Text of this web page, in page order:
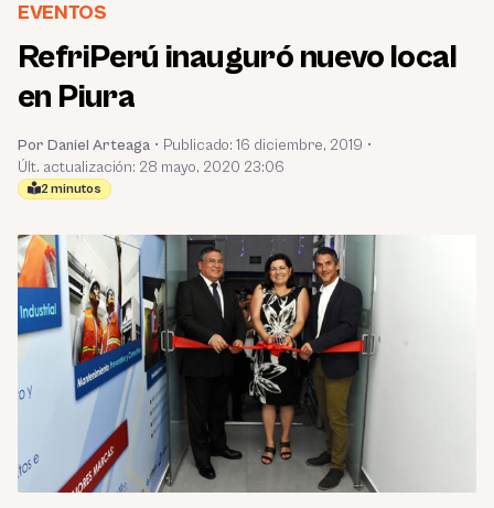
EVENTOS
RefriPerú inauguró nuevo local
en Piura
Por Daniel Arteaga • Publicado: 16 diciembre, 2019 •
Últ. actualización: 28 mayo, 2020 23:06
2 minutos